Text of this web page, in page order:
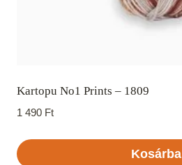
Kartopu No1 Prints – 1809
1 490 Ft
Kosárba